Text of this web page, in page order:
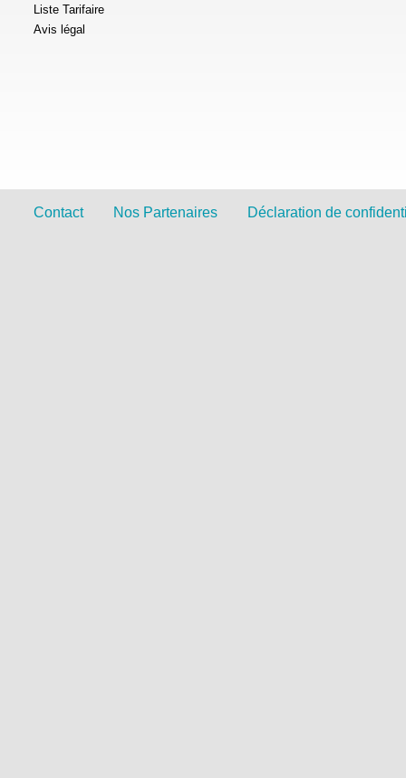
Liste Tarifaire
Avis légal
Contact Nos Partenaires Déclaration de